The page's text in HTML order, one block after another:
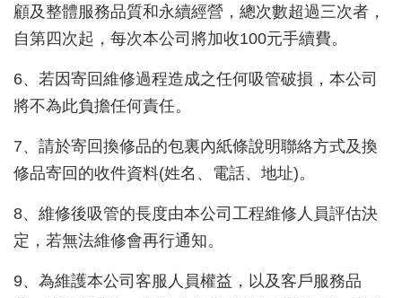
顧及整體服務品質和永續經營，總次數超過三次者，
自第四次起，每次本公司將加收100元手續費。
6、若因寄回維修過程造成之任何吸管破損，本公司
將不為此負擔任何責任。
7、請於寄回換修品的包裏內紙條說明聯絡方式及換
修品寄回的收件資料(姓名、電話、地址)。
8、維修後吸管的長度由本公司工程維修人員評估決
定，若無法維修會再行通知。
9、為維護本公司客服人員權益，以及客戶服務品